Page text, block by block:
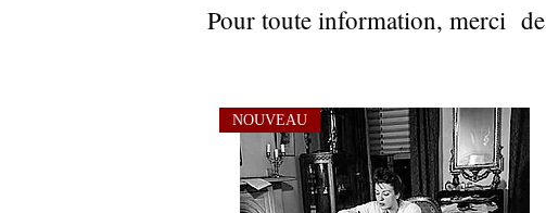
Pour toute information, merci de
NOUVEAU